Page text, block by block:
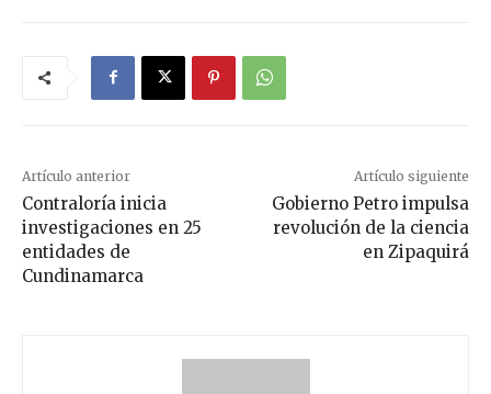
Artículo anterior
Contraloría inicia
investigaciones en 25
entidades de
Cundinamarca
Artículo siguiente
Gobierno Petro impulsa
revolución de la ciencia
en Zipaquirá